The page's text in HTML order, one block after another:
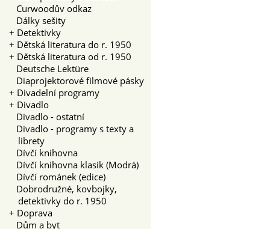
Curwoodův odkaz
Dálky sešity
+ Detektivky
+ Dětská literatura do r. 1950
+ Dětská literatura od r. 1950
Deutsche Lektüre
Diaprojektorové filmové pásky
+ Divadelní programy
+ Divadlo
Divadlo - ostatní
Divadlo - programy s texty a
librety
Dívčí knihovna
Dívčí knihovna klasik (Modrá)
Dívčí románek (edice)
Dobrodružné, kovbojky,
detektivky do r. 1950
+ Doprava
Dům a byt